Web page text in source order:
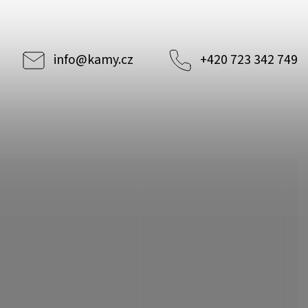
info@kamy.cz +420 723 342 749